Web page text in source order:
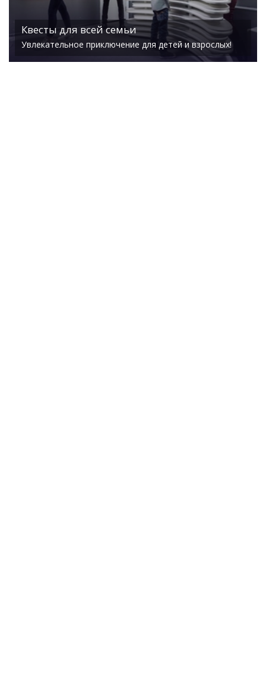
Квесты для всей семьи
Увлекательное приключение для детей и взрослых!